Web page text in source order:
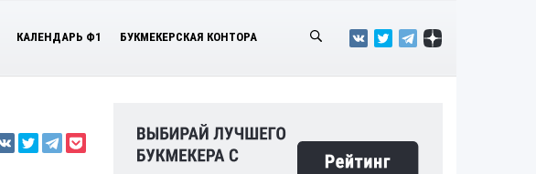
КАЛЕНДАРЬ Ф1 БУКМЕКЕРСКАЯ КОНТОРА